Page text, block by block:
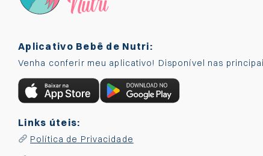
Aplicativo Bebê de Nutri:
Venha conferir meu aplicativo! Disponível nas
Links úteis:
Política de Privacidade